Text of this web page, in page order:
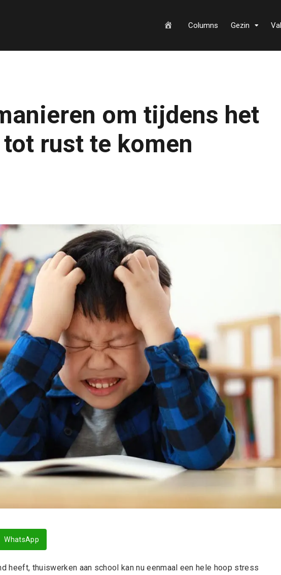
m
Columns Gezin
om tijdens het
rust te komen
WhatsApp
heeft, thuiswerken aan school kan nu eenmaal een hele hoop stress